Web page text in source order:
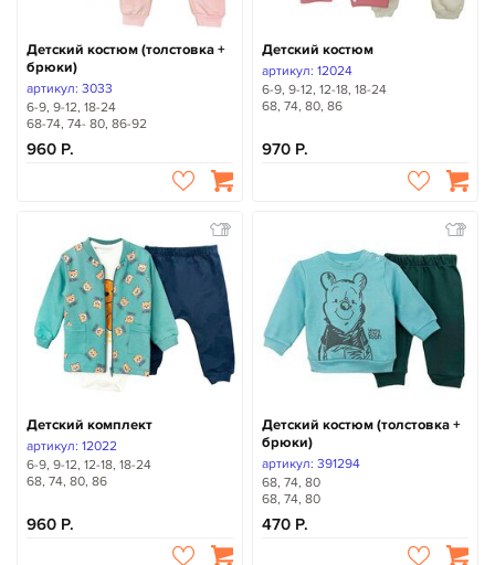
Детский костюм (толстовка +
брюки)
артикул: 3033
6-9, 9-12, 18-24
68-74, 74- 80, 86-92
960
Детский костюм
артикул: 12024
6-9, 9-12, 12-18, 18-24
68, 74, 80, 86
970
Детский комплект
артикул: 12022
6-9, 9-12, 12-18, 18-24
68, 74, 80, 86
960
Детский костюм (толстовка +
брюки)
артикул: 391294
68, 74, 80
68, 74, 80
470